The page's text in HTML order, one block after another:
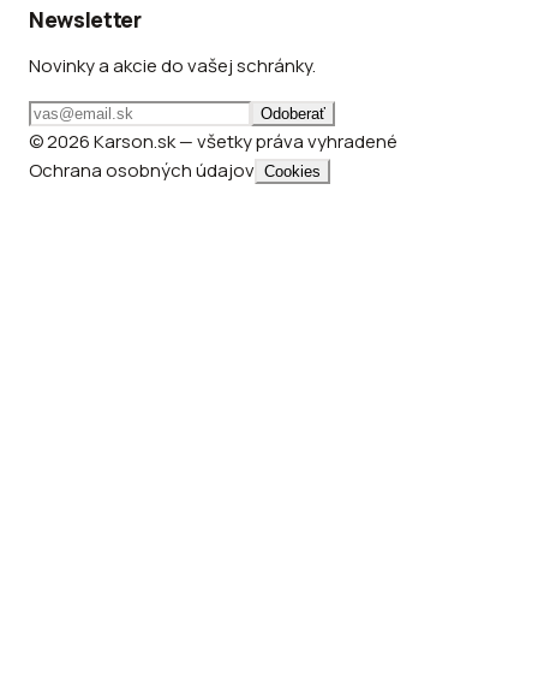
Newsletter
Novinky a akcie do vašej schránky.
Odoberať
© 2026 Karson.sk — všetky práva vyhradené
Ochrana osobných údajov Cookies